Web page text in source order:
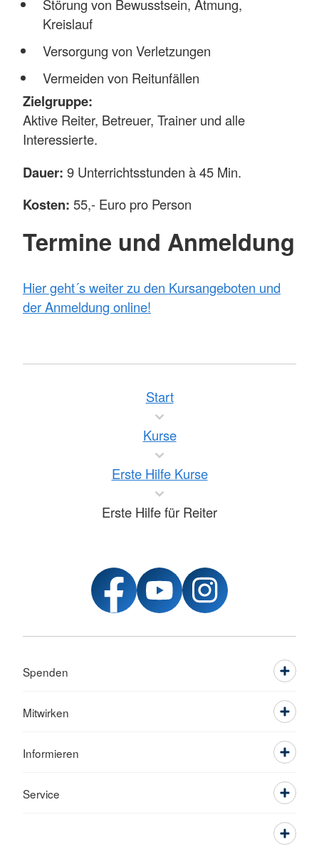
Störung von Bewusstsein, Atmung,
Kreislauf
Versorgung von Verletzungen
Vermeiden von Reitunfällen
Zielgruppe:
Aktive Reiter, Betreuer, Trainer und alle
Interessierte.
Dauer: 9 Unterrichtsstunden à 45 Min.
Kosten: 55,- Euro pro Person
Termine und Anmeldung
Hier geht´s weiter zu den Kursangeboten und
der Anmeldung online!
Start
Kurse
Erste Hilfe Kurse
Erste Hilfe für Reiter
Spenden
Mitwirken
Informieren
Service